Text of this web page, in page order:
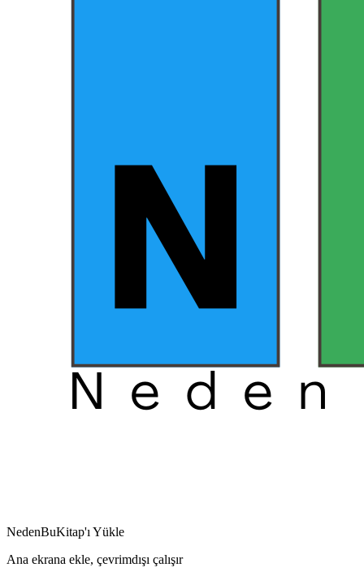
NedenBuKitap'ı Yükle
Ana ekrana ekle, çevrimdışı çalışır